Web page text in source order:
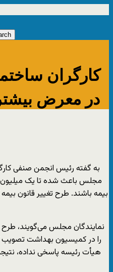
کارگران
در معرض
به گفته رئیس انجمن صنفی
مجلس باعث شده تا یک میلیون
بیمه باشند. طرح تغییر قانون
نمایندگان مجلس می‌گویند، طرح
را در کمیسیون بهداشت تصویب
هیأت رئیسه پاسخی نداده،